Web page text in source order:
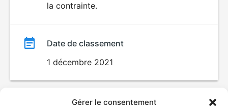
Gérer le consentement
la contrainte.
Date de classement
1 décembre 2021